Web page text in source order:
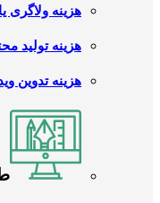
هزینه ولاگری
هزینه تولید
هزینه تدوین